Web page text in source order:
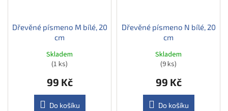
Dřevěné písmeno M bílé, 20
cm
Skladem
(1 ks)
99 Kč
Do košíku
Dřevěné písmeno N bílé, 20
cm
Skladem
(9 ks)
99 Kč
Do košíku